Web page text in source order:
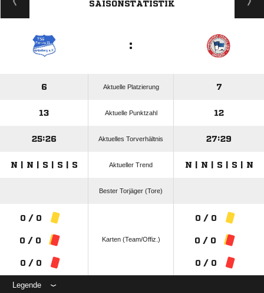
SAISONSTATISTIK
:
6 Aktuelle Platzierung 7
13 Aktuelle Punktzahl 12
25:26 Aktuelles Torverhältnis 27:29
N | N | S | S | S Aktueller Trend N | N | S | S | N
Bester Torjäger (Tore)
0 / 0
0 / 0
0 / 0
Karten (Team/Offiz.)
0 / 0
0 / 0
0 / 0
Legende